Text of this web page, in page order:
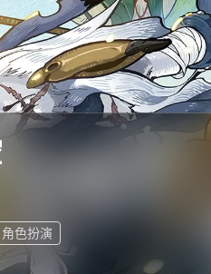
角色扮演